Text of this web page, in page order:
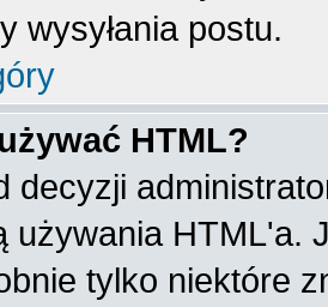
wysyłania postu.
HTML?
decyzji
używania HTML'a.
tylko niektóre